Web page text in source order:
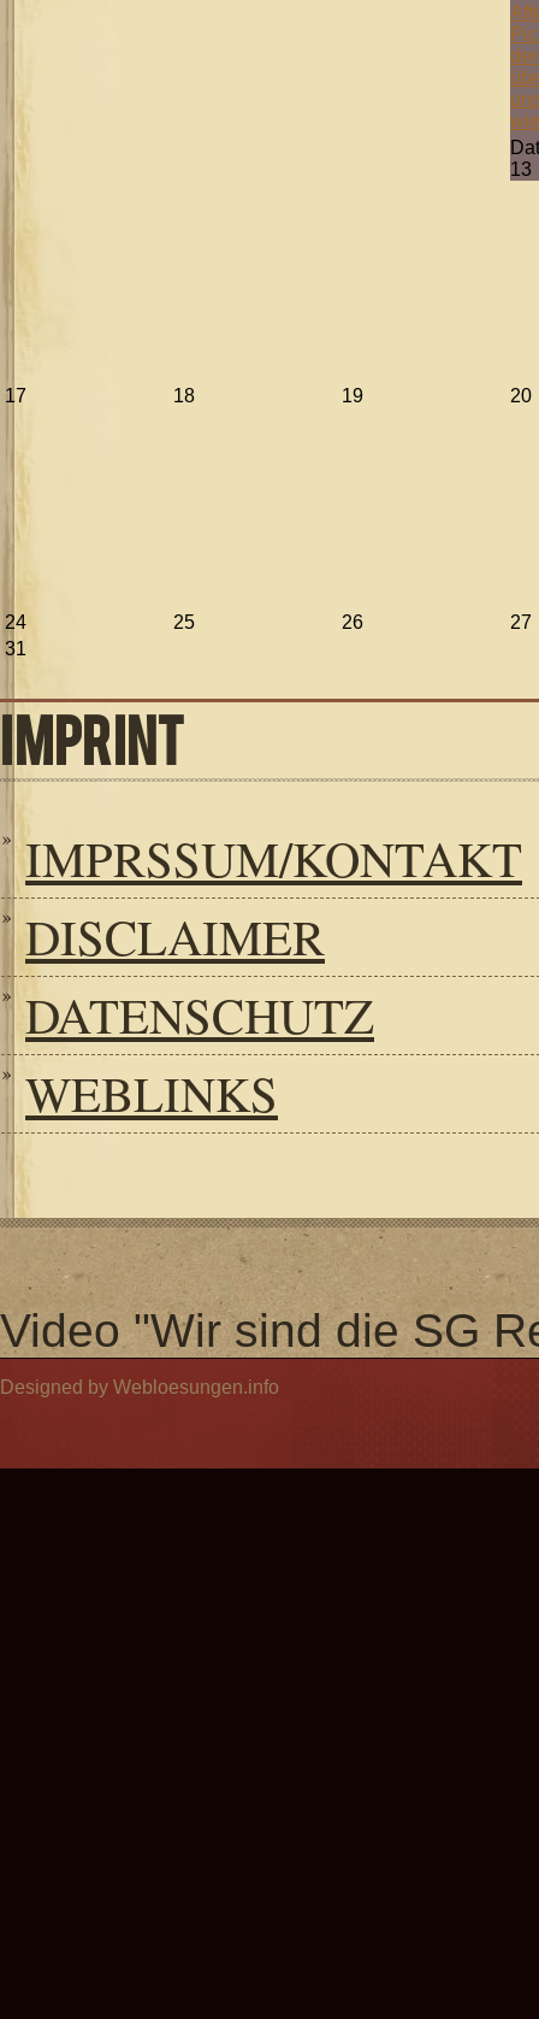
13
17 18 19 20
24 25 26
27
31
IMPRINT
IMPRSSUM/KONTAKT
DISCLAIMER
DATENSCHUTZ
WEBLINKS
Video "Wir sind die SG
Designed by Webloesungen.info